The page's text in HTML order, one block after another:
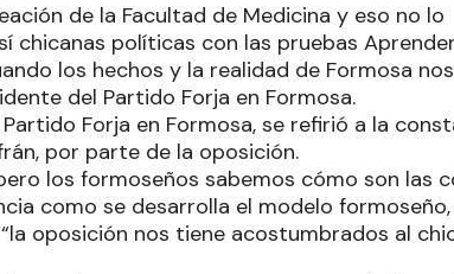
de la Facultad de Medicina y eso no lo
chicanas políticas con las pruebas
los hechos y la realidad de Formosa nos
del Partido Forja en Formosa.
Forja en Formosa, se refirió a la
por parte de la oposición.
los formoseños sabemos cómo son las
como se desarrolla el modelo
oposición nos tiene acostumbrados al